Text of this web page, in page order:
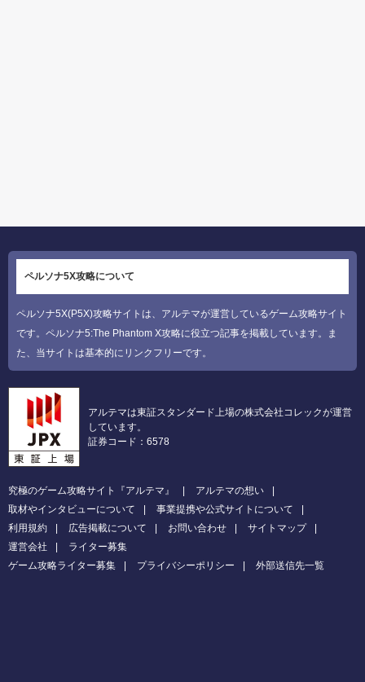
ペルソナ5X攻略について
ペルソナ5X(P5X)攻略サイトは、アルテマが運営しているゲーム攻略サイト
です。ペルソナ5:The Phantom X攻略に役立つ記事を掲載しています。ま
た、当サイトは基本的にリンクフリーです。
アルテマは東証スタンダード上場の株式会社コレックが運営
しています。
証券コード：6578
究極のゲーム攻略サイト『アルテマ』
アルテマの想い
取材やインタビューについて
事業提携や公式サイトについて
利用規約
広告掲載について お問い合わせ
サイトマップ
運営会社
ライター募集
ゲーム攻略ライター募集
プライバシーポリシー 外部送信先一覧